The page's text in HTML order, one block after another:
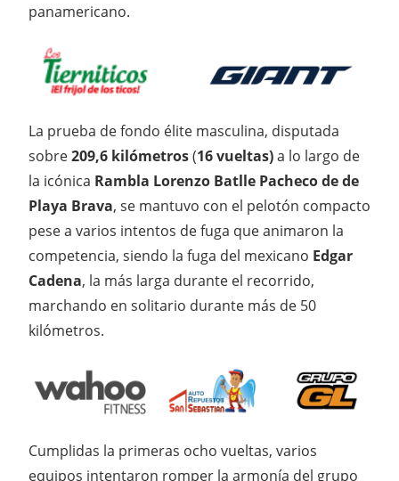
panamericano.
La prueba de fondo élite masculina, disputada
sobre209,6 kilómetros(16 vueltas)a lo largo de
la icónica Rambla Lorenzo Batlle Pacheco de de
Playa Brava, se mantuvo con el pelotón compacto
pese a varios intentos de fuga que animaron la
competencia, siendo la fuga del mexicano Edgar
Cadena, la más larga durante el recorrido,
marchando en solitario durante más de 50
kilómetros.
Cumplidas la primeras ocho vueltas, varios
equipos intentaron romper la armonía del grupo